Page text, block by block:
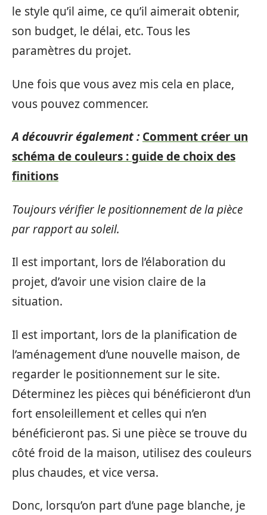
le style qu’il aime, ce qu’il aimerait obtenir,
son budget, le délai, etc. Tous les
paramètres du projet.
Une fois que vous avez mis cela en place,
vous pouvez commencer.
A découvrir également : Comment créer un
schéma de couleurs : guide de choix des
finitions
Toujours vérifier le positionnement de la pièce
par rapport au soleil.
Il est important, lors de l’élaboration du
projet, d’avoir une vision claire de la
situation.
Il est important, lors de la planification de
l’aménagement d’une nouvelle maison, de
regarder le positionnement sur le site.
Déterminez les pièces qui bénéficieront d’un
fort ensoleillement et celles qui n’en
bénéficieront pas. Si une pièce se trouve du
côté froid de la maison, utilisez des couleurs
plus chaudes, et vice versa.
Donc, lorsqu’on part d’une page blanche, je